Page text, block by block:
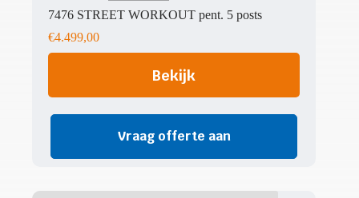
7476 STREET WORKOUT pent. 5 posts
€4.499,00
Bekijk
Vraag offerte aan